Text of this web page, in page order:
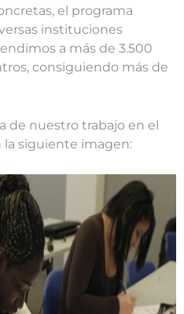
el programa
instituciones
a más de 3.500
consiguiendo más de
de nuestro trabajo en el
la siguiente imagen: